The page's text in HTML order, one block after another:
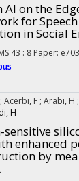
AI on the
for
in Social
43 : 8 Paper:
; Acerbi, F ; Arabi, H ;
H
sensitive
enhanced
by